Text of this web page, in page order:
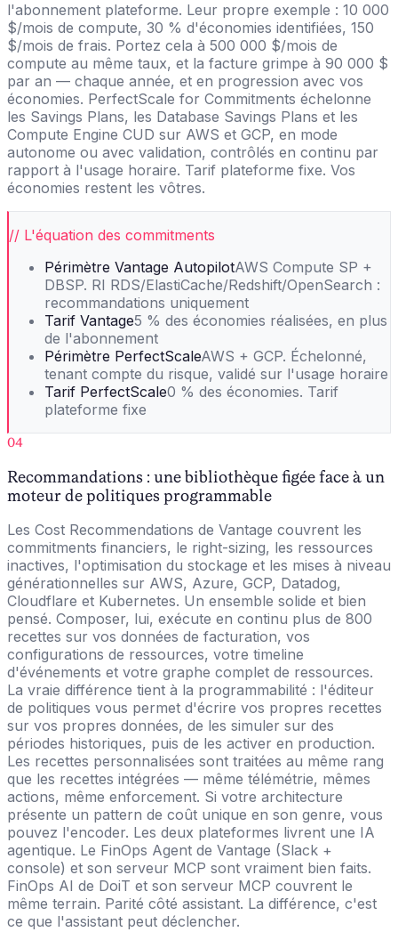
l'abonnement plateforme. Leur propre exemple : 10 000
$/mois de compute, 30 % d'économies identifiées, 150
$/mois de frais. Portez cela à 500 000 $/mois de
compute au même taux, et la facture grimpe à 90 000 $
par an — chaque année, et en progression avec vos
économies. PerfectScale for Commitments échelonne
les Savings Plans, les Database Savings Plans et les
Compute Engine CUD sur AWS et GCP, en mode
autonome ou avec validation, contrôlés en continu par
rapport à l'usage horaire. Tarif plateforme fixe. Vos
économies restent les vôtres.
// L'équation des commitments
Périmètre Vantage AutopilotAWS Compute SP +
DBSP. RI RDS/ElastiCache/Redshift/OpenSearch :
recommandations uniquement
Tarif Vantage5 % des économies réalisées, en plus
de l'abonnement
Périmètre PerfectScaleAWS + GCP. Échelonné,
tenant compte du risque, validé sur l'usage horaire
Tarif PerfectScale0 % des économies. Tarif
plateforme fixe
04
Recommandations : une bibliothèque figée face à un
moteur de politiques programmable
Les Cost Recommendations de Vantage couvrent les
commitments financiers, le right-sizing, les ressources
inactives, l'optimisation du stockage et les mises à niveau
générationnelles sur AWS, Azure, GCP, Datadog,
Cloudflare et Kubernetes. Un ensemble solide et bien
pensé. Composer, lui, exécute en continu plus de 800
recettes sur vos données de facturation, vos
configurations de ressources, votre timeline
d'événements et votre graphe complet de ressources.
La vraie différence tient à la programmabilité : l'éditeur
de politiques vous permet d'écrire vos propres recettes
sur vos propres données, de les simuler sur des
périodes historiques, puis de les activer en production.
Les recettes personnalisées sont traitées au même rang
que les recettes intégrées — même télémétrie, mêmes
actions, même enforcement. Si votre architecture
présente un pattern de coût unique en son genre, vous
pouvez l'encoder. Les deux plateformes livrent une IA
agentique. Le FinOps Agent de Vantage (Slack +
console) et son serveur MCP sont vraiment bien faits.
FinOps AI de DoiT et son serveur MCP couvrent le
même terrain. Parité côté assistant. La différence, c'est
ce que l'assistant peut déclencher.